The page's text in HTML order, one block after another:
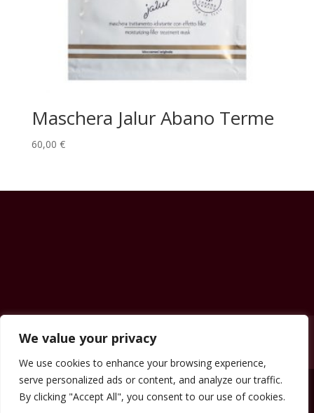
We value your privacy
We use cookies to enhance your browsing experience,
serve personalized ads or content, and analyze our traffic.
By clicking "Accept All", you consent to our use of cookies.
Maschera Jalur Abano Terme
60,00 €
Contatti News & Eventi